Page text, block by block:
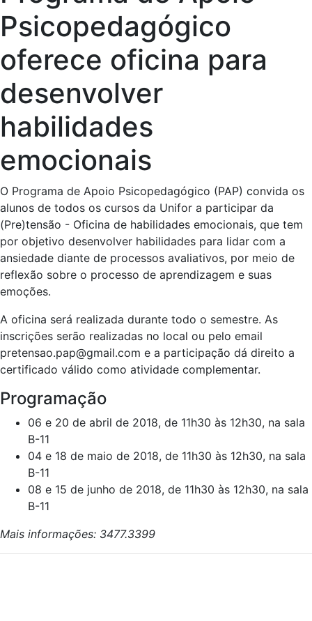
Psicopedagógico
oferece oficina para
desenvolver
habilidades
emocionais
O Programa de Apoio Psicopedagógico (PAP) convida os
alunos de todos os cursos da Unifor a participar da
(Pre)tensão - Oficina de habilidades emocionais, que tem
por objetivo desenvolver habilidades para lidar com a
ansiedade diante de processos avaliativos, por meio de
reflexão sobre o processo de aprendizagem e suas
emoções.
A oficina será realizada durante todo o semestre. As
inscrições serão realizadas no local ou pelo email
pretensao.pap@gmail.com e a participação dá direito a
certificado válido como atividade complementar.
Programação
06 e 20 de abril de 2018, de 11h30 às 12h30, na sala
B-11
04 e 18 de maio de 2018, de 11h30 às 12h30, na sala
B-11
08 e 15 de junho de 2018, de 11h30 às 12h30, na sala
B-11
Mais informações: 3477.3399